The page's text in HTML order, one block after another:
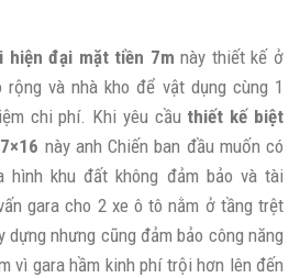
hiện đại mặt tiền 7m này thiết kế ở
và nhà kho để vật dụng cùng 1
chi phí. Khi yêu cầu thiết kế biệt
này anh Chiến ban đầu muốn có
hình khu đất không đảm bảo và tài
gara cho 2 xe ô tô nằm ở tầng trệt
nhưng cũng đảm bảo công năng
vì gara hầm kinh phí trội hơn lên đến